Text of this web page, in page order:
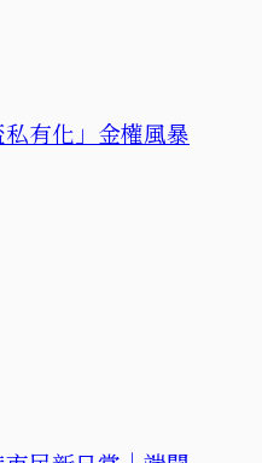
有化」金權風暴